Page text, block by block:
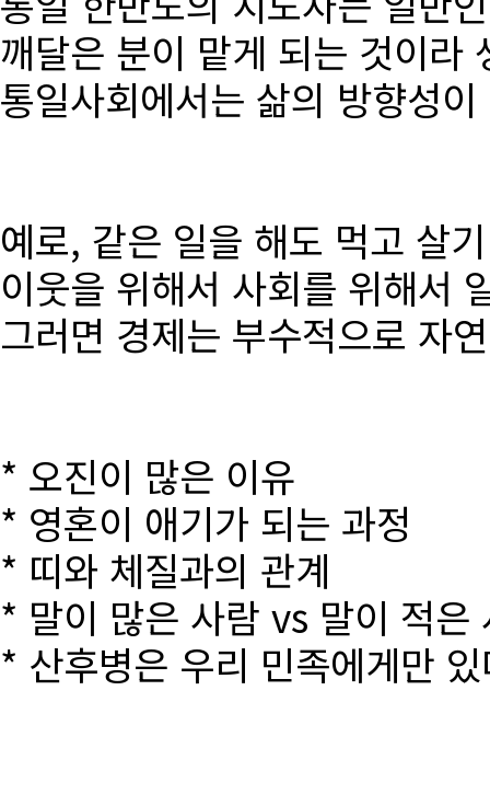
깨달은 분이 맡게 되는 것이라
통일사회에서는 삶의 방향성
예로, 같은 일을 해도 먹고 살
이웃을 위해서 사회를 위해서
그러면 경제는 부수적으로 자
* 오진이 많은 이유
* 영혼이 애기가 되는 과정
* 띠와 체질과의 관계
* 말이 많은 사람 vs 말이 적은
* 산후병은 우리 민족에게만